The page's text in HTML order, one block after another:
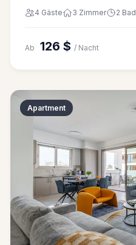
4 Gäste 3 Zimmer 2 Bad
Ab 126 $ / Nacht
Apartment